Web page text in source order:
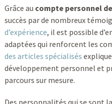
Grâce au compte personnel
succès par de nombreux
d’expérience, il est possible
adaptées qui renforcent les
des articles spécialisés
développement personnel et
parcours sur mesure.